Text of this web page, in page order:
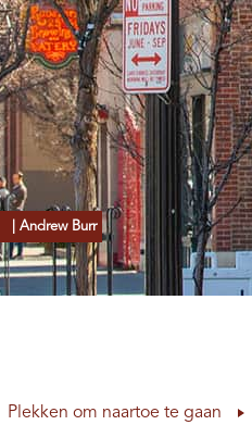
| Andrew Burr
Plekken om naartoe te gaan